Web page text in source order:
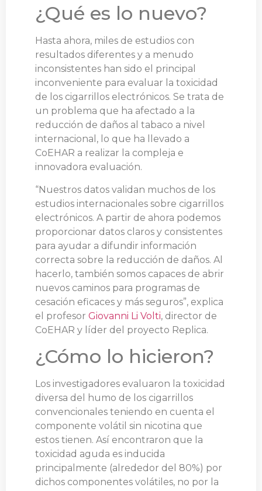
¿Qué es lo nuevo?
Hasta ahora, miles de estudios con
resultados diferentes y a menudo
inconsistentes han sido el principal
inconveniente para evaluar la toxicidad
de los cigarrillos electrónicos. Se trata de
un problema que ha afectado a la
reducción de daños al tabaco a nivel
internacional, lo que ha llevado a
CoEHAR a realizar la compleja e
innovadora evaluación.
“Nuestros datos validan muchos de los
estudios internacionales sobre cigarrillos
electrónicos. A partir de ahora podemos
proporcionar datos claros y consistentes
para ayudar a difundir información
correcta sobre la reducción de daños. Al
hacerlo, también somos capaces de abrir
nuevos caminos para programas de
cesación eficaces y más seguros”, explica
el profesor Giovanni Li Volti, director de
CoEHAR y líder del proyecto Replica.
¿Cómo lo hicieron?
Los investigadores evaluaron la toxicidad
diversa del humo de los cigarrillos
convencionales teniendo en cuenta el
componente volátil sin nicotina que
estos tienen. Así encontraron que la
toxicidad aguda es inducida
principalmente (alrededor del 80%) por
dichos componentes volátiles, no por la